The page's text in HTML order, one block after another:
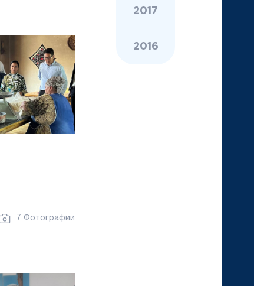
7 Фотографии
2017
2016